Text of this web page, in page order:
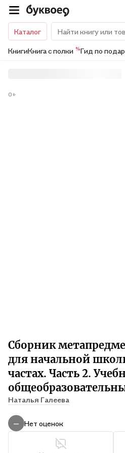
Каталог
КнигиКнига с полки %Гид по
Сборник
для начальной
частах. Часть 2.
Наталья Галеева
0+
— Нет оценок